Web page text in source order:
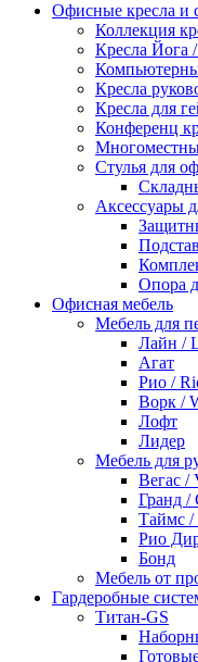
Офисные кресла и
Коллекция
Кресла Йога
Кресла
Кресла для
Конференц
Стулья для
Аксессуары
Опора
Офисная мебель
Мебель для
Лайн /
Агат
Рио /
Ворк /
Лофт
Лидер
Мебель для
Вегас /
Гранд /
Таймс /
Рио
Бонд
Мебель от
Гардеробные
Титан-GS